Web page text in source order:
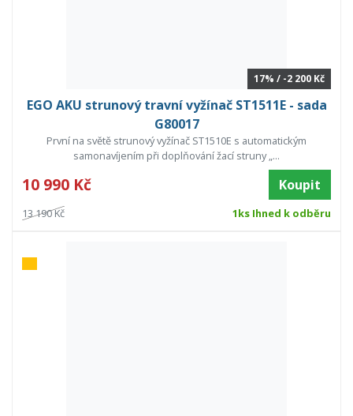
17% / -2 200 Kč
EGO AKU strunový travní vyžínač ST1511E - sada
G80017
První na světě strunový vyžínač ST1510E s automatickým
samonavíjením při doplňování žací struny „...
10 990 Kč Koupit
13 190 Kč 1ks Ihned k odběru